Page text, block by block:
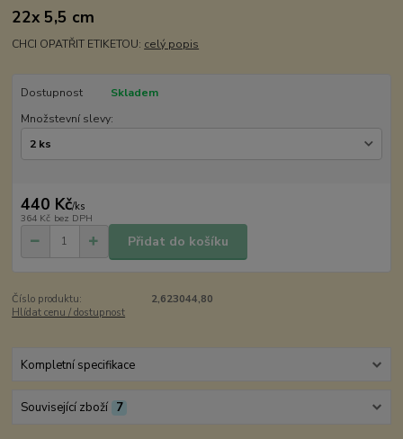
22x 5,5 cm
CHCI OPATŘIT ETIKETOU: celý popis
Dostupnost
Skladem
Množstevní slevy:
440 Kč/ks
364 Kč bez DPH
Přidat do košíku
Číslo produktu:
2,623044,80
Hlídat cenu / dostupnost
Kompletní specifikace
Související zboží 7